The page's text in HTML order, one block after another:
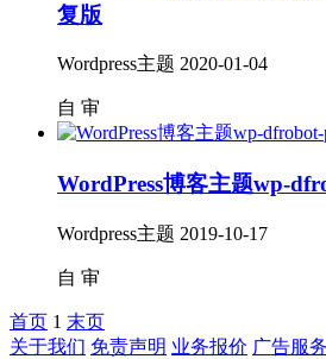
复版
Wordpress主题 2020-01-04
自 审
WordPress博客主题wp-
Wordpress主题 2019-10-17
自 审
首页 1 末页
关于我们 免责声明 业务报价 广告服务